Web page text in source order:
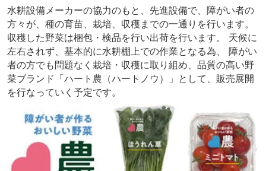
⽔耕設備メーカーの協⼒のもと、先進設備で、障がい者の
⽅々が、種の育苗、栽培、収穫までの⼀通りを⾏います。
収穫した野菜は梱包・検品を⾏い出荷を⾏います。 天候に
左右されず、基本的に⽔耕棚上での作業となる為、 障がい
者の⽅でも問題なく栽培・収穫に取り組め、品質の⾼い野
菜ブランド「ハート農（ハートノウ）」として、販売展開
を⾏なっていく予定です。